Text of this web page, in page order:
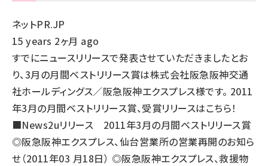
ネットPR.JP
15 years 2ヶ月 ago
すでにニュースリリースで発表させていただきましたとお
り、3月の月間ベストリリース賞は株式会社阪急阪神交通
社ホールディングス／阪急阪神エクスプレス様です。 2011
年3月の月間ベストリリース賞、受賞リリースはこちら！
■News2uリリース 2011年3月の月間ベストリリース賞
◎阪急阪神エクスプレス、仙台営業所の営業再開のお知ら
せ（2011年03 月18日） ◎阪急阪神エクスプレス、救援物